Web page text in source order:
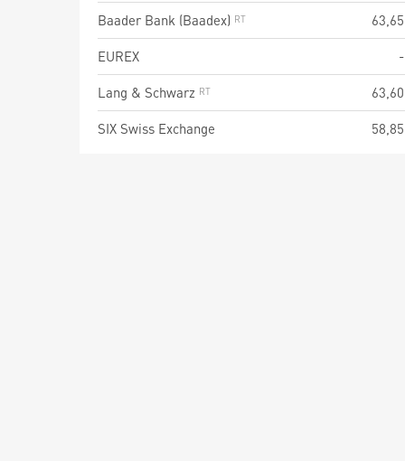
Baader Bank (Baadex)
63,65
EUREX
-
Lang & Schwarz
63,60
SIX Swiss Exchange
58,85